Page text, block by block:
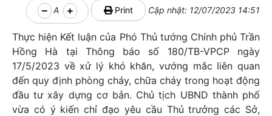
A Print Cập nhật: 12/07/2023 14:51
Thực hiện Kết luận của Phó Thủ tướng Chính phủ Trần
Hồng Hà tại Thông báo số 180/TB-VPCP ngày
17/5/2023 về xử lý khó khăn, vướng mắc liên quan
đến quy định phòng cháy, chữa cháy trong hoạt động
đầu tư xây dựng cơ bản. Chủ tịch UBND thành phố
vừa có ý kiến chỉ đạo yêu cầu Thủ trưởng các Sở,